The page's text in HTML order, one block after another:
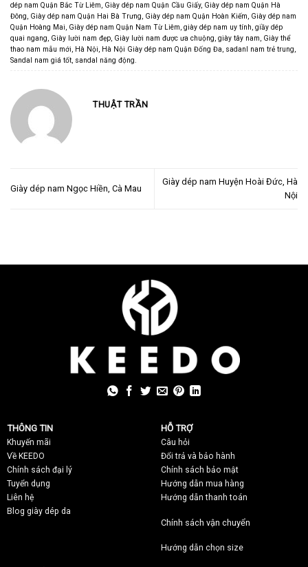
dép nam Quận Bắc Từ Liêm, Giày dép nam Quận Cầu Giấy, Giày dép nam Quận Hà
Đông, Giày dép nam Quận Hai Bà Trưng, Giày dép nam Quận Hoàn Kiếm, Giày dép nam
Quận Hoàng Mai, Giày dép nam Quận Nam Từ Liêm, giày dép nam uy tính, giầy dép
quai ngang, Giày lười nam đẹp, Giày lười nam được ưa chuộng, giày tây nam, Giày thể
thao nam mẫu mới, Hà Nội, Hà Nội Giày dép nam Quận Đống Đa, sadanl nam trẻ trung,
Sandal nam giá tốt, sandal năng động.
THUẬT TRẦN
Giày dép nam Ngọc Hiền, Cà Mau
Giày dép nam Huyện Hoài Đức, Hà
Nội
THÔNG TIN
Khuyến mãi
Về KEEDO
Chính sách đại lý
Tuyển dụng
Liên hệ
Blog giày dép da
HỖ TRỢ
Câu hỏi
Đổi trả và bảo hành
Chính sách bảo mật
Hướng dẫn mua hàng
Hướng dẫn thanh toán
Chính sách vận chuyển
Hướng dẫn chọn size